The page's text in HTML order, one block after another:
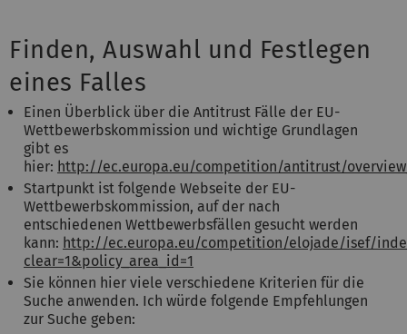
Finden, Auswahl und Festlegen
eines Falles
Einen Überblick über die Antitrust Fälle der EU-
Wettbewerbskommission und wichtige Grundlagen
gibt es
hier: http://ec.europa.eu/competition/antitrust/
Startpunkt ist folgende Webseite der EU-
Wettbewerbskommission, auf der nach
entschiedenen Wettbewerbsfällen gesucht werden
kann: http://ec.europa.eu/competition/elojade/isef/
clear=1&policy_area_id=1
Sie können hier viele verschiedene Kriterien für die
Suche anwenden. Ich würde folgende Empfehlungen
zur Suche geben: